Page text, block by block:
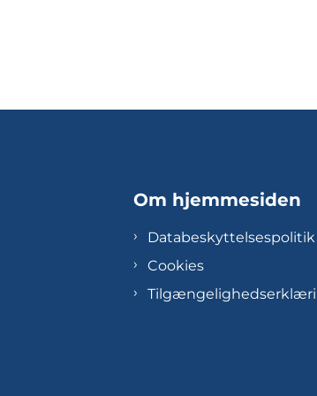
Om hjemmesiden
Databeskyttelsespolitik
Cookies